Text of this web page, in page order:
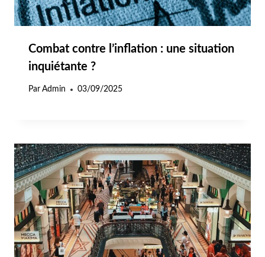
Combat contre l’inflation : une situation
inquiétante ?
Par Admin 03/09/2025